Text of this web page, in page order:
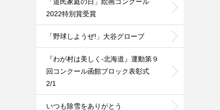
2022特別賞受賞
「野球しようぜ!」大谷グローブ
『わが村は美しく-北海道』運動第９
回コンクール函館ブロック表彰式
2/1
いつも除雪をありがとう